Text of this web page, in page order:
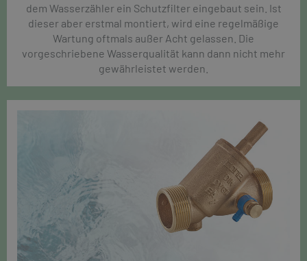
dem Wasserzähler ein Schutzfilter eingebaut sein. Ist
dieser aber erstmal montiert, wird eine regelmäßige
Wartung oftmals außer Acht gelassen. Die
vorgeschriebene Wasserqualität kann dann nicht mehr
gewährleistet werden.